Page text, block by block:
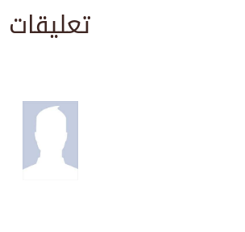
تعليقات